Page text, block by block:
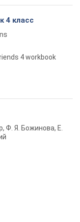
4 класс
4 workbook
Ф. Я. Божинова, Е.